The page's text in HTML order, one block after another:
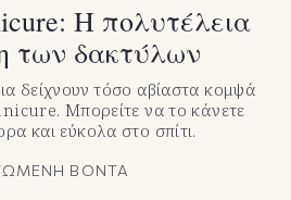
Η πολυτέλεια
των δακτύλων
δείχνουν τόσο αβίαστα κομψά
Μπορείτε να το κάνετε
και εύκολα στο σπίτι.
ΒΟΝΤΑ